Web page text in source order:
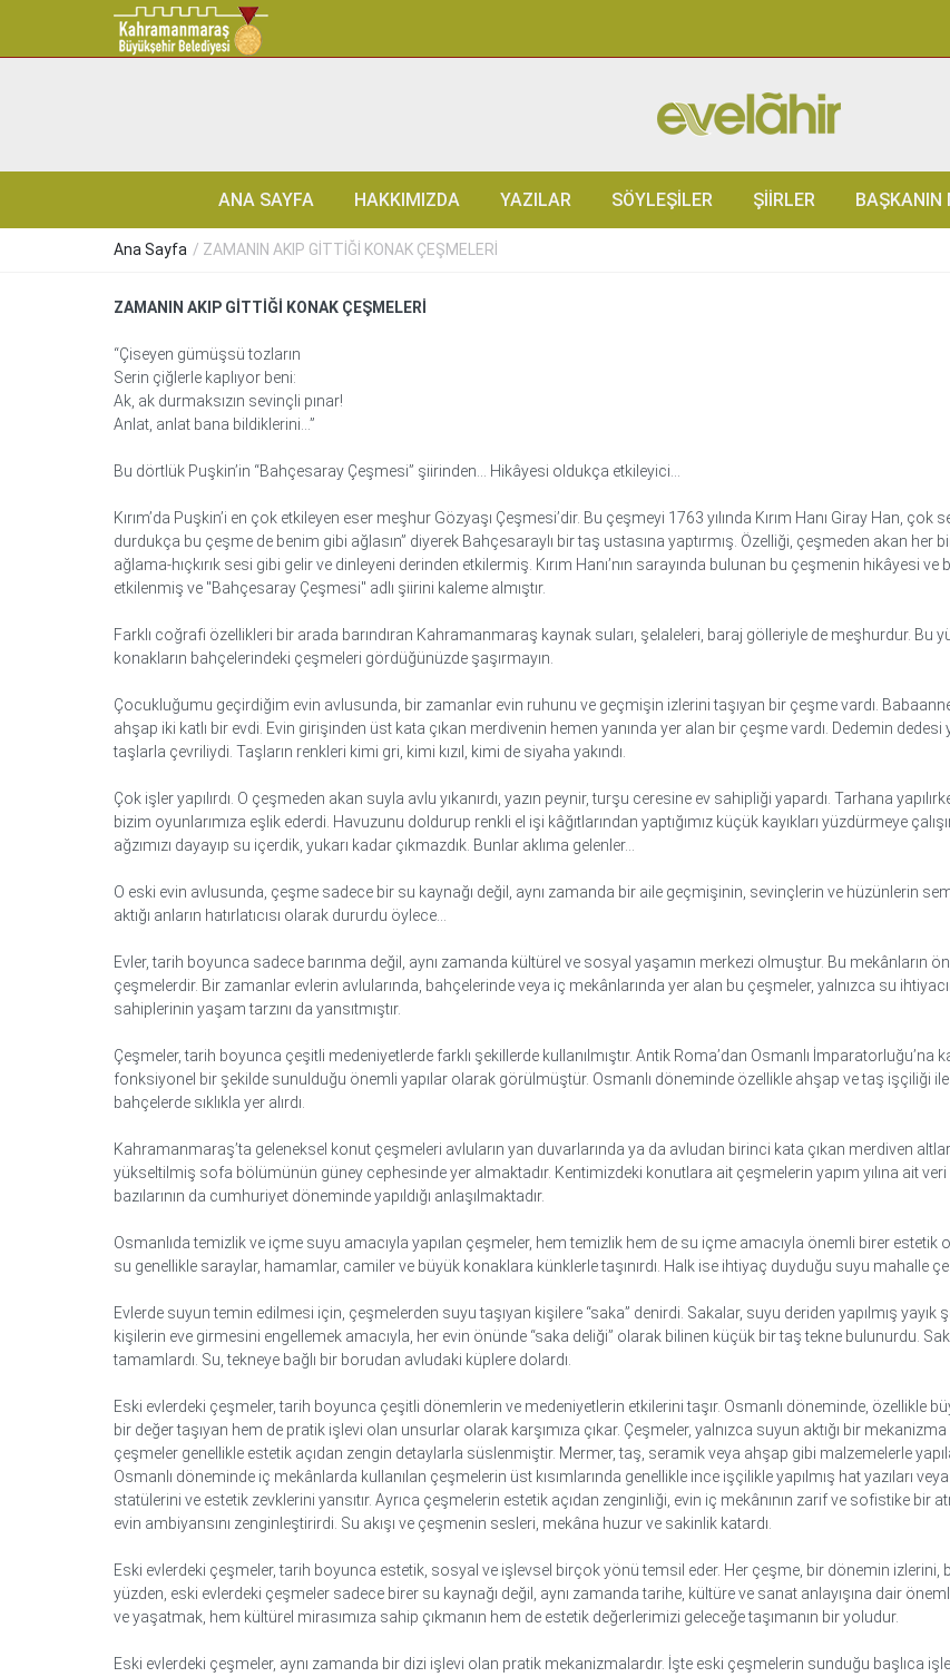
ANA SAYFA HAKKIMIZDA YAZILAR SÖYLEŞILER ŞIIRLER BAŞKANIN
Ana Sayfa / ZAMANIN AKIP GİTTİĞİ KONAK ÇEŞMELERİ
ZAMANIN AKIP GİTTİĞİ KONAK ÇEŞMELERİ
“Çiseyen gümüşsü tozların
Serin çiğlerle kaplıyor beni:
Ak, ak durmaksızın sevinçli pınar!
Anlat, anlat bana bildiklerini…”
Bu dörtlük Puşkin’in “Bahçesaray Çeşmesi” şiirinden… Hikâyesi oldukça etkileyici…
Kırım’da Puşkin’i en çok etkileyen eser meşhur Gözyaşı Çeşmesi’dir. Bu çeşmeyi 1763 yılında Kırım Hanı Giray Han,
durdukça bu çeşme de benim gibi ağlasın” diyerek Bahçesaraylı bir taş ustasına yaptırmış. Özelliği, çeşmeden akan her
ağlama-hıçkırık sesi gibi gelir ve dinleyeni derinden etkilermiş. Kırım Hanı’nın sarayında bulunan bu çeşmenin hikâyesi
etkilenmiş ve "Bahçesaray Çeşmesi" adlı şiirini kaleme almıştır.
Farklı coğrafi özellikleri bir arada barındıran Kahramanmaraş kaynak suları, şelaleleri, baraj gölleriyle de meşhurdur.
konakların bahçelerindeki çeşmeleri gördüğünüzde şaşırmayın.
Çocukluğumu geçirdiğim evin avlusunda, bir zamanlar evin ruhunu ve geçmişin izlerini taşıyan bir çeşme vardı.
ahşap iki katlı bir evdi. Evin girişinden üst kata çıkan merdivenin hemen yanında yer alan bir çeşme vardı. Dedemin
taşlarla çevriliydi. Taşların renkleri kimi gri, kimi kızıl, kimi de siyaha yakındı.
Çok işler yapılırdı. O çeşmeden akan suyla avlu yıkanırdı, yazın peynir, turşu ceresine ev sahipliği yapardı. Tarhana
bizim oyunlarımıza eşlik ederdi. Havuzunu doldurup renkli el işi kâğıtlarından yaptığımız küçük kayıkları yüzdürmeye
ağzımızı dayayıp su içerdik, yukarı kadar çıkmazdık. Bunlar aklıma gelenler…
O eski evin avlusunda, çeşme sadece bir su kaynağı değil, aynı zamanda bir aile geçmişinin, sevinçlerin ve hüzünlerin
aktığı anların hatırlatıcısı olarak dururdu öylece…
Evler, tarih boyunca sadece barınma değil, aynı zamanda kültürel ve sosyal yaşamın merkezi olmuştur. Bu mekânların
çeşmelerdir. Bir zamanlar evlerin avlularında, bahçelerinde veya iç mekânlarında yer alan bu çeşmeler, yalnızca su
sahiplerinin yaşam tarzını da yansıtmıştır.
Çeşmeler, tarih boyunca çeşitli medeniyetlerde farklı şekillerde kullanılmıştır. Antik Roma’dan Osmanlı
fonksiyonel bir şekilde sunulduğu önemli yapılar olarak görülmüştür. Osmanlı döneminde özellikle ahşap ve taş işçiliği
bahçelerde sıklıkla yer alırdı.
Kahramanmaraş’ta geleneksel konut çeşmeleri avluların yan duvarlarında ya da avludan birinci kata çıkan merdiven
yükseltilmiş sofa bölümünün güney cephesinde yer almaktadır. Kentimizdeki konutlara ait çeşmelerin yapım yılına ait
bazılarının da cumhuriyet döneminde yapıldığı anlaşılmaktadır.
Osmanlıda temizlik ve içme suyu amacıyla yapılan çeşmeler, hem temizlik hem de su içme amacıyla önemli birer estetik
su genellikle saraylar, hamamlar, camiler ve büyük konaklara künklerle taşınırdı. Halk ise ihtiyaç duyduğu suyu mahalle
Evlerde suyun temin edilmesi için, çeşmelerden suyu taşıyan kişilere “saka” denirdi. Sakalar, suyu deriden yapılmış yayık
kişilerin eve girmesini engellemek amacıyla, her evin önünde “saka deliği” olarak bilinen küçük bir taş tekne bulunurdu.
tamamlardı. Su, tekneye bağlı bir borudan avludaki küplere dolardı.
Eski evlerdeki çeşmeler, tarih boyunca çeşitli dönemlerin ve medeniyetlerin etkilerini taşır. Osmanlı döneminde, özellikle
bir değer taşıyan hem de pratik işlevi olan unsurlar olarak karşımıza çıkar. Çeşmeler, yalnızca suyun aktığı bir
çeşmeler genellikle estetik açıdan zengin detaylarla süslenmiştir. Mermer, taş, seramik veya ahşap gibi malzemelerle
Osmanlı döneminde iç mekânlarda kullanılan çeşmelerin üst kısımlarında genellikle ince işçilikle yapılmış hat yazıları
statülerini ve estetik zevklerini yansıtır. Ayrıca çeşmelerin estetik açıdan zenginliği, evin iç mekânının zarif ve sofistike bir
evin ambiyansını zenginleştirirdi. Su akışı ve çeşmenin sesleri, mekâna huzur ve sakinlik katardı.
Eski evlerdeki çeşmeler, tarih boyunca estetik, sosyal ve işlevsel birçok yönü temsil eder. Her çeşme, bir dönemin izlerini,
yüzden, eski evlerdeki çeşmeler sadece birer su kaynağı değil, aynı zamanda tarihe, kültüre ve sanat anlayışına dair
ve yaşatmak, hem kültürel mirasımıza sahip çıkmanın hem de estetik değerlerimizi geleceğe taşımanın bir yoludur.
Eski evlerdeki çeşmeler, aynı zamanda bir dizi işlevi olan pratik mekanizmalardır. İşte eski çeşmelerin sunduğu başlıca